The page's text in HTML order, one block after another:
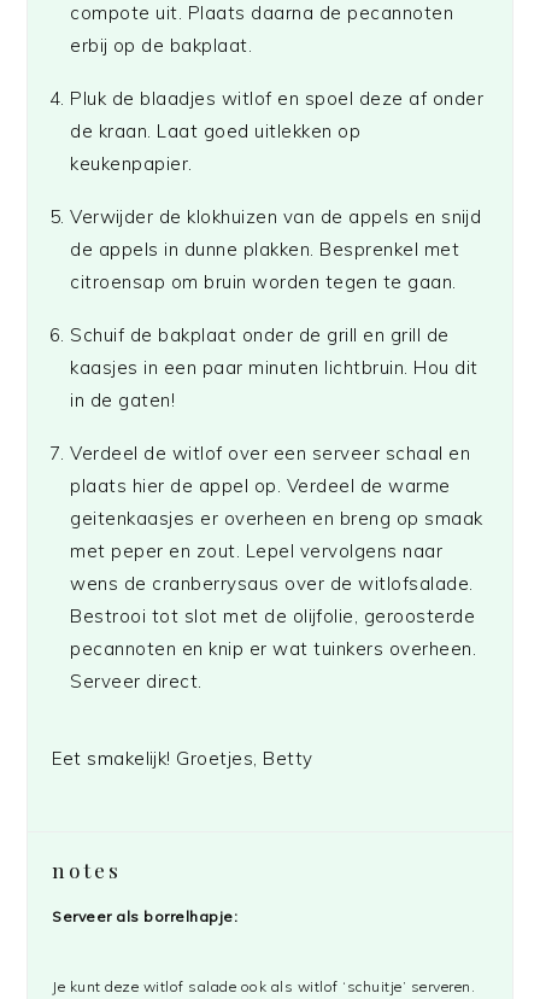
compote uit. Plaats daarna de pecannoten
erbij op de bakplaat.
Pluk de blaadjes witlof en spoel deze af onder
de kraan. Laat goed uitlekken op
keukenpapier.
Verwijder de klokhuizen van de appels en snijd
de appels in dunne plakken. Besprenkel met
citroensap om bruin worden tegen te gaan.
Schuif de bakplaat onder de grill en grill de
kaasjes in een paar minuten lichtbruin. Hou dit
in de gaten!
Verdeel de witlof over een serveer schaal en
plaats hier de appel op. Verdeel de warme
geitenkaasjes er overheen en breng op smaak
met peper en zout. Lepel vervolgens naar
wens de cranberrysaus over de witlofsalade.
Bestrooi tot slot met de olijfolie, geroosterde
pecannoten en knip er wat tuinkers overheen.
Serveer direct.
Eet smakelijk! Groetjes, Betty
notes
Serveer als borrelhapje:
Je kunt deze witlof salade ook als witlof ‘schuitje’ serveren.